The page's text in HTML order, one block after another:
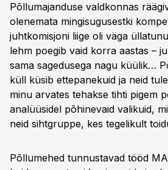
Põllumajanduse valdkonnas
olenemata mingisugusestki
juhtkomisjoni liige oli väga
lehm poegib vaid korra aastas –
sama sagedusega nagu küülik…
küll küsib ettepanekuid ja neid
minu arvates tehakse tihti pigem
analüüsidel põhinevaid valikuid,
neid sihtgruppe, kes tegelikult
Põllumehed tunnustavad tööd